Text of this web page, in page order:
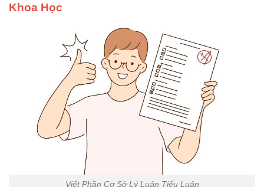
Khoa Học
Viết Phần Cơ Sở Lý Luận Tiểu Luận